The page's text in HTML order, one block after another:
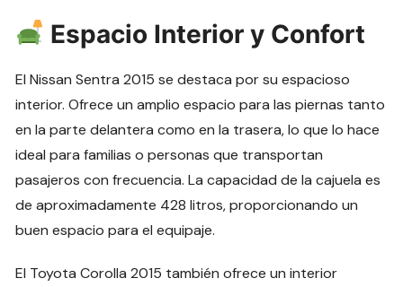
Espacio Interior y Confort
El Nissan Sentra 2015 se destaca por su espacioso
interior. Ofrece un amplio espacio para las piernas tanto
en la parte delantera como en la trasera, lo que lo hace
ideal para familias o personas que transportan
pasajeros con frecuencia. La capacidad de la cajuela es
de aproximadamente 428 litros, proporcionando un
buen espacio para el equipaje.
El Toyota Corolla 2015 también ofrece un interior